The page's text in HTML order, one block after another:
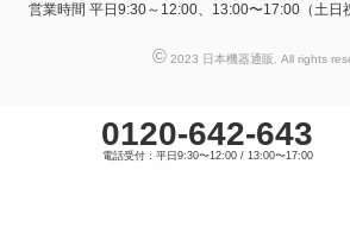
0120-642-643
電話受付：平日9:30〜12:00 / 13:00〜17:00
営業時間 平日9:30～12:00、13:00〜17:00（土日
©2023 日本機器通販. All rights